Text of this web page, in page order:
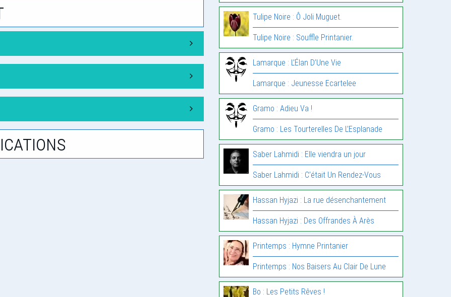
Tulipe Noire : Ô Joli Muguet.
Tulipe Noire : Souffle Printanier.
Lamarque : L’Élan D’Une Vie
Lamarque : Jeunesse Ecartelee
Gramo : Adieu Va !
Gramo : Les Tourterelles De L’Esplanade
Saber Lahmidi : Elle viendra un jour
Saber Lahmidi : C’était Un Rendez-Vous
Hassan Hyjazi : La rue désenchantement
Hassan Hyjazi : Des Offrandes À Arès
Printemps : Hymne Printanier
Printemps : Nos Baisers Au Clair De Lune
Bo : Les Petits Rêves !